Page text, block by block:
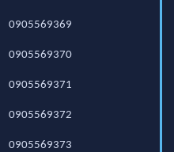
0905569369
0905569370
0905569371
0905569372
0905569373